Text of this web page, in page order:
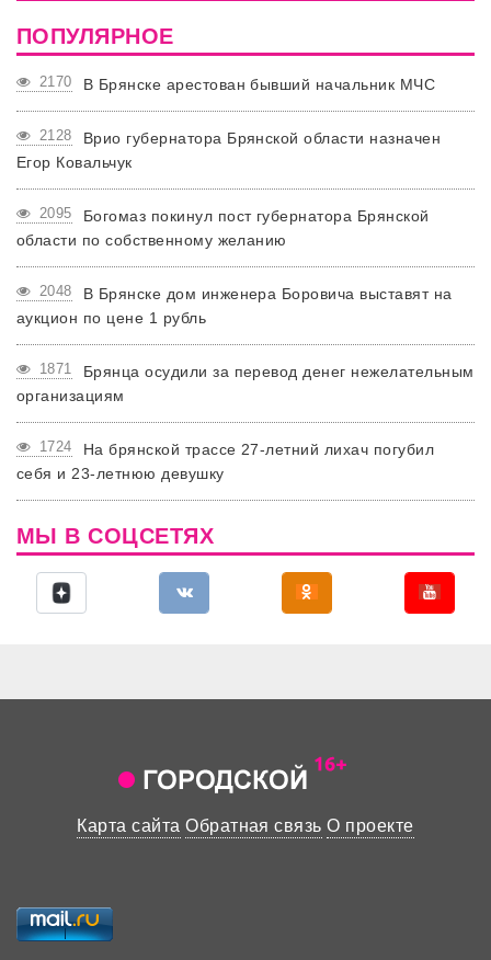
ПОПУЛЯРНОЕ
2170 В Брянске арестован бывший начальник МЧС
2128
Врио губернатора Брянской области назначен
Егор Ковальчук
2095
Богомаз покинул пост губернатора Брянской
области по собственному желанию
2048
В Брянске дом инженера Боровича выставят на
аукцион по цене 1 рубль
1871
Брянца осудили за перевод денег нежелательным
организациям
1724
На брянской трассе 27-летний лихач погубил
себя и 23-летнюю девушку
МЫ В СОЦСЕТЯХ
Карта сайта Обратная связь О проекте